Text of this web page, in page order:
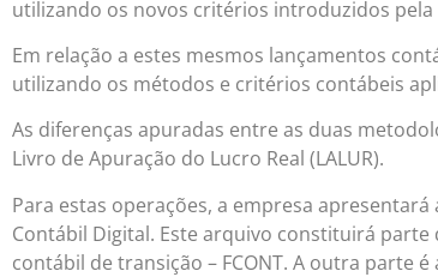
utilizando os novos critérios introduzidos pela
Em relação a estes mesmos lançamentos
utilizando os métodos e critérios contábeis
As diferenças apuradas entre as duas
Livro de Apuração do Lucro Real (LALUR).
Para estas operações, a empresa
Contábil Digital. Este arquivo constituirá
contábil de transição – FCONT. A outra parte